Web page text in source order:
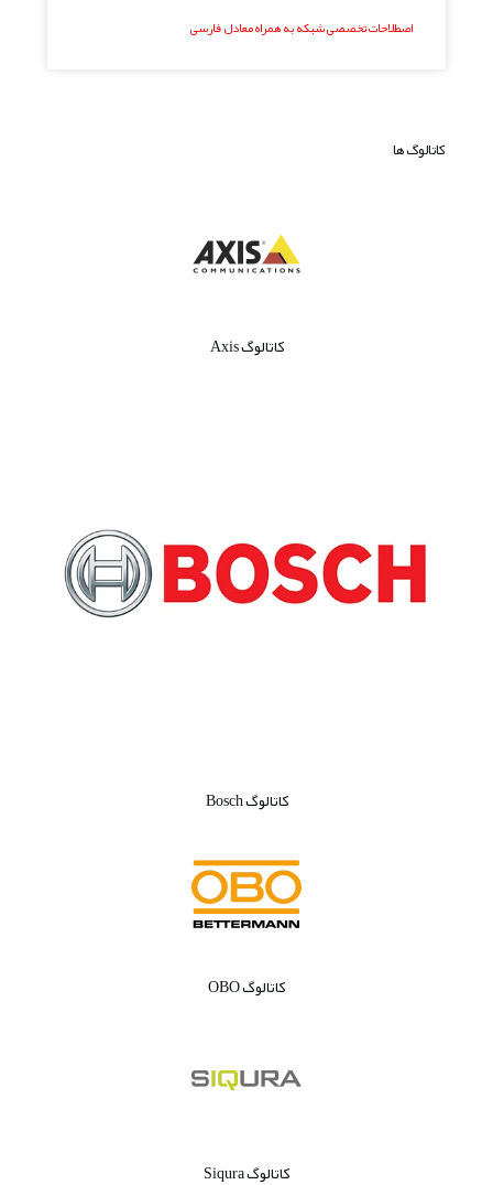
اصطلاحات تخصصی شبکه به همراه معادل فارسی
کاتالوگ ها
کاتالوگ Axis
کاتالوگ Bosch
کاتالوگ OBO
کاتالوگ Siqura